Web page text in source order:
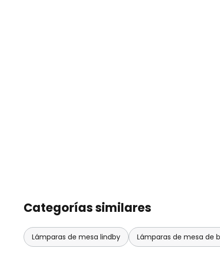
Categorías similares
Lámparas de mesa lindby Lámparas de mesa de